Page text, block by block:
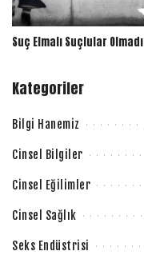
Suç Elmalı Suçlular Olmadı
Kategoriler
Bilgi Hanemiz
Cinsel Bilgiler
Cinsel Eğilimler
Cinsel Sağlık
Seks Endüstrisi